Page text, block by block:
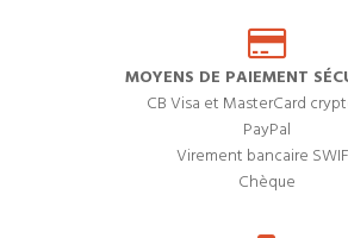
MOYENS DE PAIEMENT
CB Visa et MasterCard
PayPal
Virement bancaire
Chèque